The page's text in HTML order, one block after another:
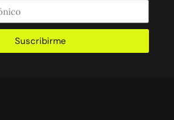
Suscribirme